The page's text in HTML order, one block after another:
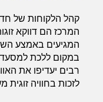
קהל הלקוחות של
המרכז הם דווקא
המגיעים באמצע
במקום ללכת
רבים יעדיפו את
לזכות בחוויה זוגית